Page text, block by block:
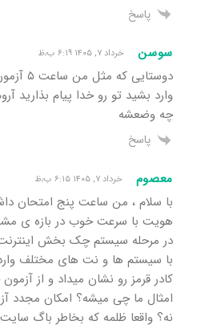
پاسخ
سوسن خرداد ۷, ۱۴۰۵ ۶:۱۹ ب٫ظ
دوستایی
وارد بشید تو رو خدا پیام بذارید
چه وضعشه
پاسخ
معصوم خرداد ۷, ۱۴۰۵ ۶:۱۵ ب٫ظ
با سلام ، من ساعت پنج امتحان
هویت با سرعت خوب در بازه ی
در مرحله سیستم چک بخش
با سیستم ها و نت های مختلف
کادر قرمز رو نشان میداد و از
امثال ما چی میشه؟ امکان مجدد
نه؟ واقعا ظلمه که بخاطر باگ